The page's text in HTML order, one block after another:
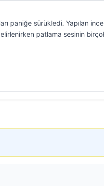
paniğe sürükledi. Yapılan
patlama sesinin